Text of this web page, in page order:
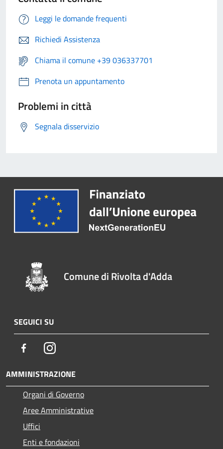
Leggi le domande frequenti
Richiedi Assistenza
Chiama il comune +39 036337701
Prenota un appuntamento
Problemi in città
Segnala disservizio
Comune di Rivolta d'Adda
SEGUICI SU
FacebookInstagram
AMMINISTRAZIONE
Organi di Governo
Aree Amministrative
Uffici
Enti e fondazioni